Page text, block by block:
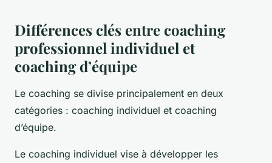
Différences clés entre coaching
professionnel individuel et
coaching d’équipe
Le coaching se divise principalement en deux
catégories : coaching individuel et coaching
d’équipe.
Le coaching individuel vise à développer les